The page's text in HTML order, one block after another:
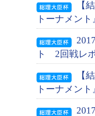
【
トーナメン
ト 2回戦レ
【
トーナメン